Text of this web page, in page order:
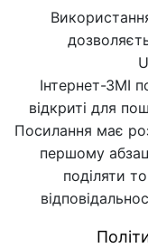
Інтернет-ЗМІ
відкриті для
Посилання має
першому
поділяти